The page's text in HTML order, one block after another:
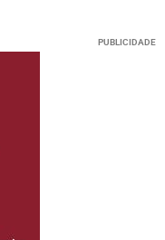
PUBLICIDADE